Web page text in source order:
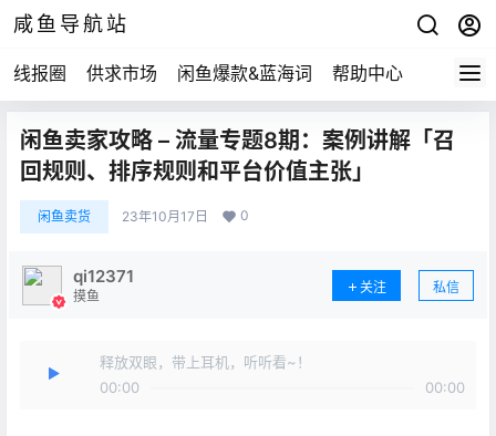
咸鱼导航站
线报圈 供求市场 闲鱼爆款&蓝海词 帮助中心
闲鱼卖家攻略 – 流量专题8期：案例讲解「召
回规则、排序规则和平台价值主张」
闲鱼卖货 23年10月17日 0
qi12371
摸鱼
关注 私信
释放双眼，带上耳机，听听看~！
00:00
00:00